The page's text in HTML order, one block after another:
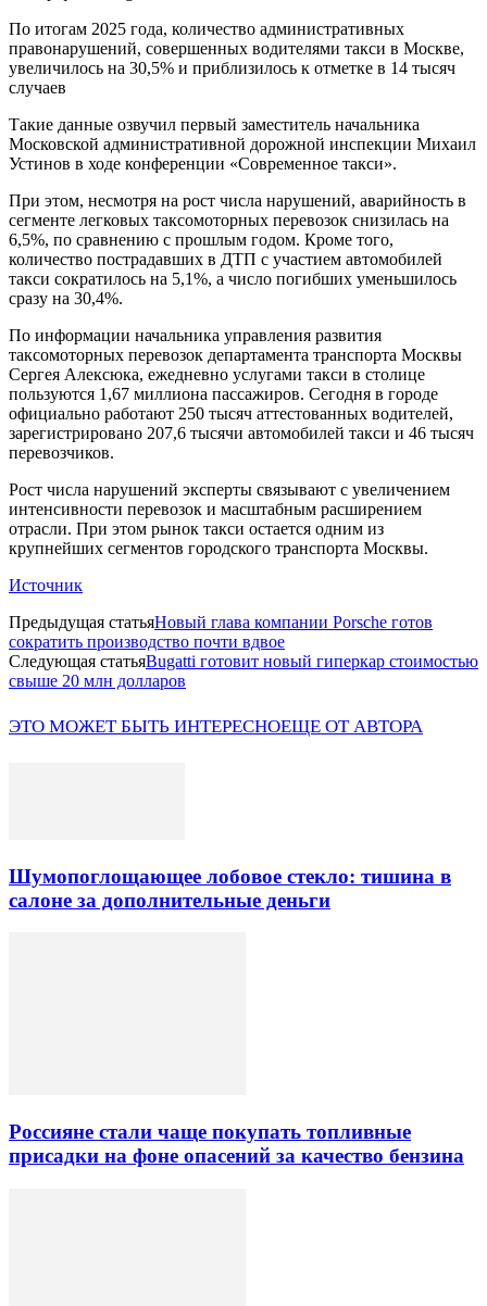
По итогам 2025 года, количество административных
правонарушений, совершенных водителями такси в Москве,
увеличилось на 30,5% и приблизилось к отметке в 14 тысяч
случаев
Такие данные озвучил первый заместитель начальника
Московской административной дорожной инспекции Михаил
Устинов в ходе конференции «Современное такси».
При этом, несмотря на рост числа нарушений, аварийность в
сегменте легковых таксомоторных перевозок снизилась на
6,5%, по сравнению с прошлым годом. Кроме того,
количество пострадавших в ДТП с участием автомобилей
такси сократилось на 5,1%, а число погибших уменьшилось
сразу на 30,4%.
По информации начальника управления развития
таксомоторных перевозок департамента транспорта Москвы
Сергея Алексюка, ежедневно услугами такси в столице
пользуются 1,67 миллиона пассажиров. Сегодня в городе
официально работают 250 тысяч аттестованных водителей,
зарегистрировано 207,6 тысячи автомобилей такси и 46 тысяч
перевозчиков.
Рост числа нарушений эксперты связывают с увеличением
интенсивности перевозок и масштабным расширением
отрасли. При этом рынок такси остается одним из
крупнейших сегментов городского транспорта Москвы.
Источник
Предыдущая статьяНовый глава компании Porsche готов
сократить производство почти вдвое
Следующая статьяBugatti готовит новый гиперкар стоимостью
свыше 20 млн долларов
ЭТО МОЖЕТ БЫТЬ ИНТЕРЕСНОЕЩЕ ОТ АВТОРА
Шумопоглощающее лобовое стекло: тишина в
салоне за дополнительные деньги
Россияне стали чаще покупать топливные
присадки на фоне опасений за качество бензина